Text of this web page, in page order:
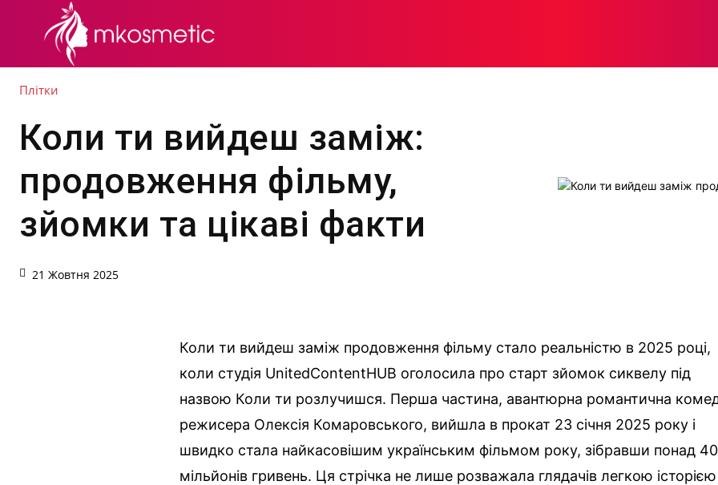
Плітки
Коли ти вийдеш заміж:
продовження фільму,
зйомки та цікаві факти
21 Жовтня 2025
Коли ти вийдеш заміж продовження фільму стало реальністю в 2025 році,
коли студія UnitedContentHUB оголосила про старт зйомок сиквелу під
назвою Коли ти розлучишся. Перша частина, авантюрна романтична
режисера Олексія Комаровського, вийшла в прокат 23 січня 2025 року і
швидко стала найкасовішим українським фільмом року, зібравши понад 40
мільйонів гривень. Ця стрічка не лише розважала глядачів легкою історією